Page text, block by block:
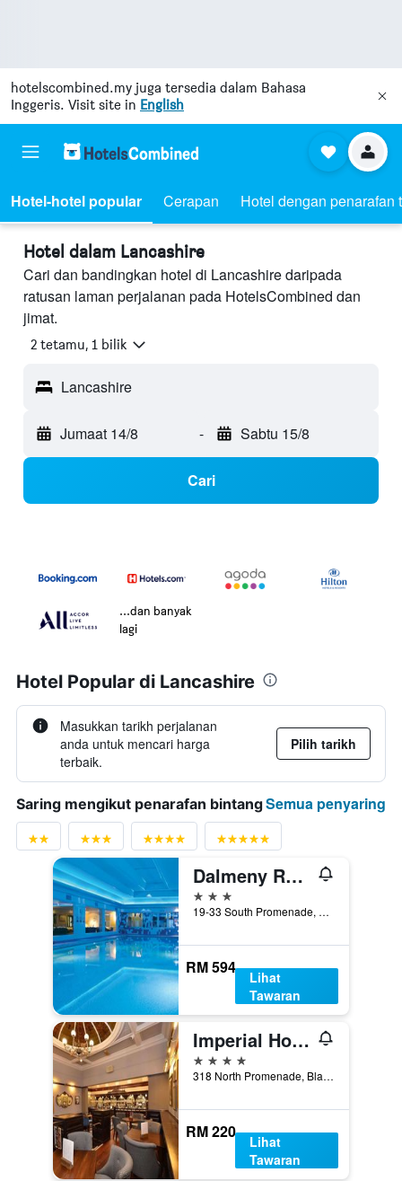
hotelscombined.my juga tersedia dalam Bahasa
Inggeris. Visit site in English
Hotel-hotel popular Cerapan Hotel dengan penarafan
Hotel dalam Lancashire
Cari dan bandingkan hotel di Lancashire daripada
ratusan laman perjalanan pada HotelsCombined dan
jimat.
2 tetamu, 1 bilik
Lancashire
Jumaat 14/8 - Sabtu 15/8
Cari
...dan banyak
lagi
Hotel Popular di Lancashire
Masukkan tarikh perjalanan
anda untuk mencari harga
terbaik.
Pilih tarikh
Saring mengikut penarafan bintangSemua penyaring
Dalmeny Resort Hotel
3 bintang
19-33 South Promenade, Lytham St. Annes, United Kingdom
RM 594
Lihat
Tawaran
Imperial Hotel Blackpool
4 bintang
318 North Promenade, Blackpool, United Kingdom
RM 220
Lihat
Tawaran